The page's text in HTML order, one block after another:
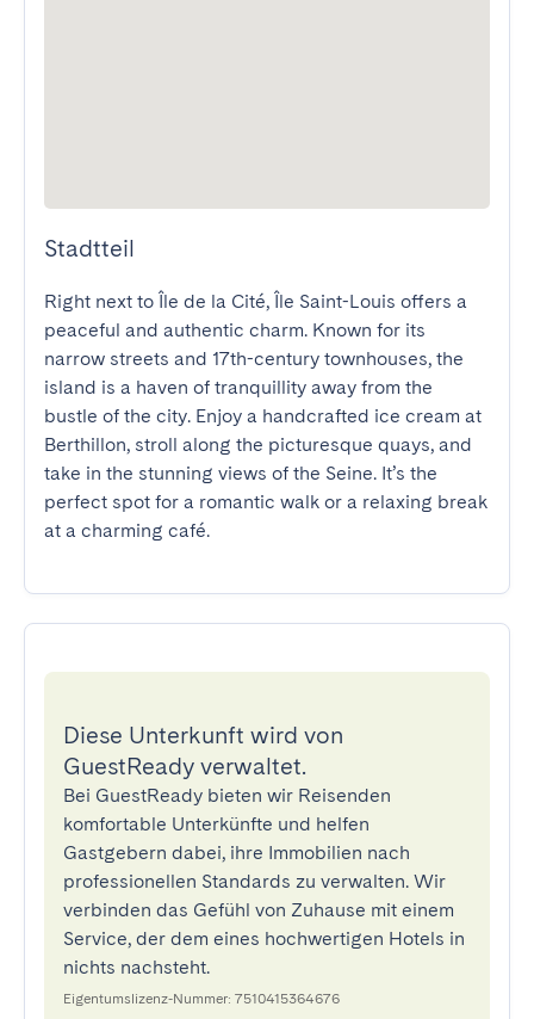
Stadtteil
Right next to Île de la Cité, Île Saint-Louis offers a
peaceful and authentic charm. Known for its
narrow streets and 17th-century townhouses, the
island is a haven of tranquillity away from the
bustle of the city. Enjoy a handcrafted ice cream at
Berthillon, stroll along the picturesque quays, and
take in the stunning views of the Seine. It’s the
perfect spot for a romantic walk or a relaxing break
at a charming café.
Diese Unterkunft wird von
GuestReady verwaltet.
Bei GuestReady bieten wir Reisenden
komfortable Unterkünfte und helfen
Gastgebern dabei, ihre Immobilien nach
professionellen Standards zu verwalten. Wir
verbinden das Gefühl von Zuhause mit einem
Service, der dem eines hochwertigen Hotels in
nichts nachsteht.
Eigentumslizenz-Nummer: 7510415364676